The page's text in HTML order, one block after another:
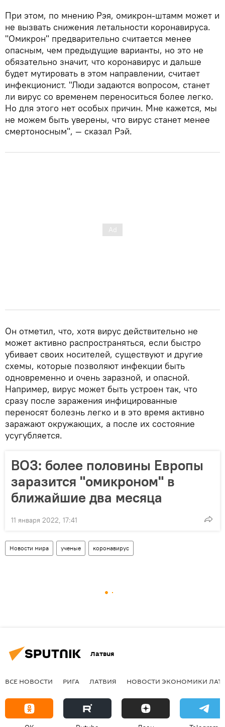
При этом, по мнению Рэя, омикрон-штамм может и
не вызвать снижения летальности коронавируса.
"Омикрон" предварительно считается менее
опасным, чем предыдущие варианты, но это не
обязательно значит, что коронавирус и дальше
будет мутировать в этом направлении, считает
инфекционист. "Люди задаются вопросом, станет
ли вирус со временем переноситься более легко.
Но для этого нет особых причин. Мне кажется, мы
не можем быть уверены, что вирус станет менее
смертоносным", — сказал Рэй.
Он отметил, что, хотя вирус действительно не
может активно распространяться, если быстро
убивает своих носителей, существуют и другие
схемы, которые позволяют инфекции быть
одновременно и очень заразной, и опасной.
Например, вирус может быть устроен так, что
сразу после заражения инфицированные
переносят болезнь легко и в это время активно
заражают окружающих, а после их состояние
усугубляется.
ВОЗ: более половины Европы
заразится "омикроном" в
ближайшие два месяца
11 января 2022, 17:41
Новости мира ученые коронавирус
Латвия
ВСЕ НОВОСТИ РИГА ЛАТВИЯ НОВОСТИ ЭКОНОМИКИ